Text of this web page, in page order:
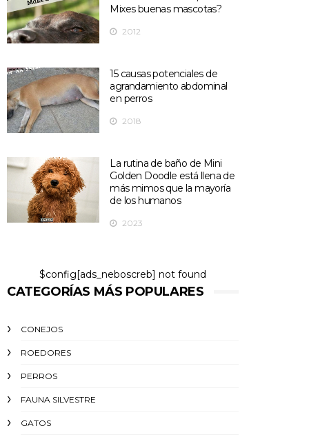
Mixes buenas mascotas?
2012
15 causas potenciales de
agrandamiento abdominal
en perros
2018
La rutina de baño de Mini
Golden Doodle está llena de
más mimos que la mayoría
de los humanos
2023
$config[ads_neboscreb] not found
CATEGORÍAS MÁS POPULARES
CONEJOS
ROEDORES
PERROS
FAUNA SILVESTRE
GATOS